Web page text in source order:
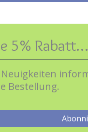
5% Rabatt…
Bestellung.